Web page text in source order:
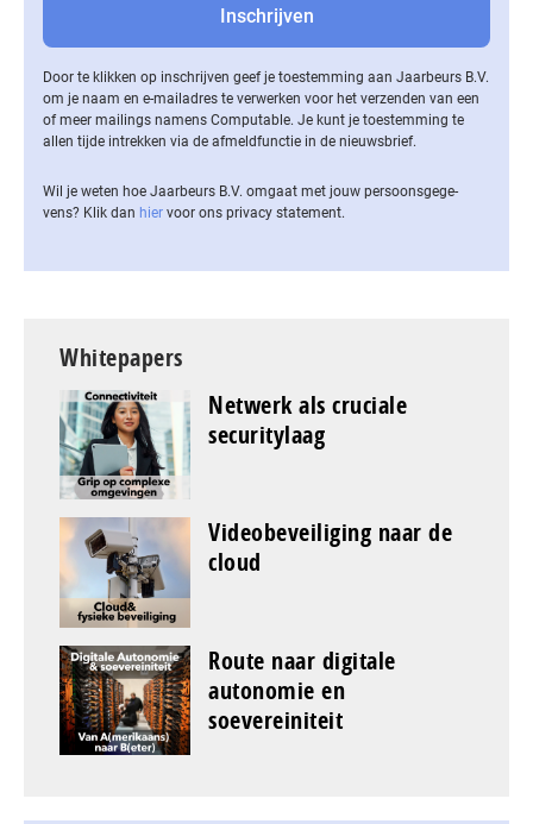
Door te klikken op inschrijven geef je toestemming aan Jaarbeurs B.V.
om je naam en e-mailadres te verwerken voor het verzenden van een
of meer mailings namens Computable. Je kunt je toestemming te
allen tijde intrekken via de af­meld­func­tie in de nieuwsbrief.
Wil je weten hoe Jaarbeurs B.V. omgaat met jouw per­soons­ge­ge­
vens? Klik dan hier voor ons privacy statement.
Whitepapers
Netwerk als cruciale
securitylaag
Videobeveiliging naar de
cloud
Route naar digitale
autonomie en
soevereiniteit